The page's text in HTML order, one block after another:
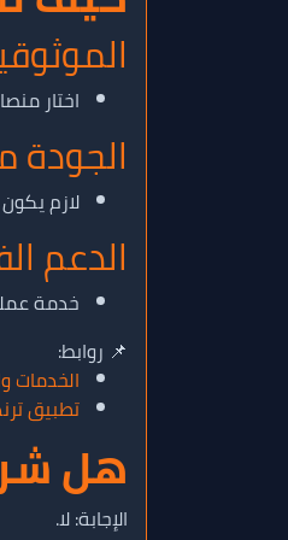
اختار
الجودة
لازم
الدعم
خدمة
📌 روابط:
الخدمات
تطبيق
هل
الإجابة: لا.